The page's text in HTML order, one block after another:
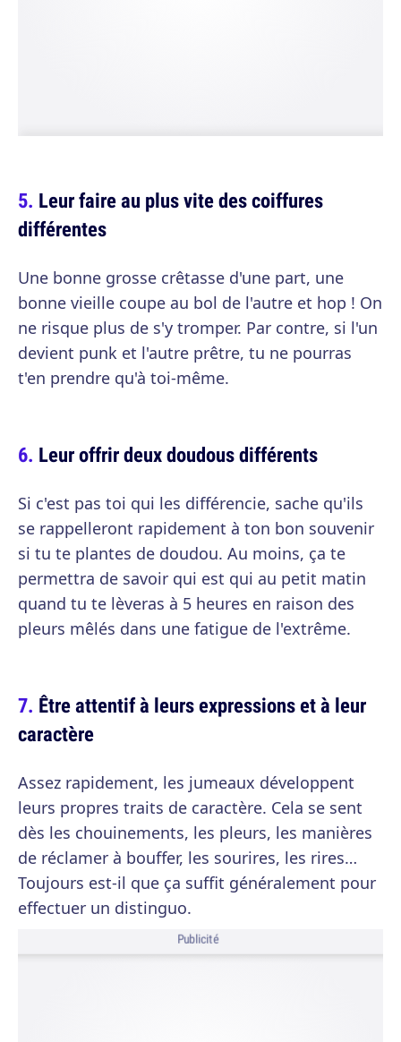
Leur faire au plus vite des coiffures
différentes
Une bonne grosse crêtasse d'une part, une
bonne vieille coupe au bol de l'autre et hop ! On
ne risque plus de s'y tromper. Par contre, si l'un
devient punk et l'autre prêtre, tu ne pourras
t'en prendre qu'à toi-même.
Leur offrir deux doudous différents
Si c'est pas toi qui les différencie, sache qu'ils
se rappelleront rapidement à ton bon souvenir
si tu te plantes de doudou. Au moins, ça te
permettra de savoir qui est qui au petit matin
quand tu te lèveras à 5 heures en raison des
pleurs mêlés dans une fatigue de l'extrême.
Être attentif à leurs expressions et à leur
caractère
Assez rapidement, les jumeaux développent
leurs propres traits de caractère. Cela se sent
dès les chouinements, les pleurs, les manières
de réclamer à bouffer, les sourires, les rires…
Toujours est-il que ça suffit généralement pour
effectuer un distinguo.
Publicité